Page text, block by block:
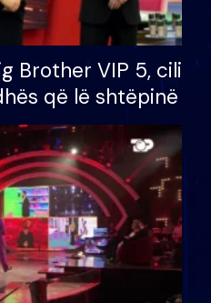
Brother VIP 5, cili
që lë shtëpinë